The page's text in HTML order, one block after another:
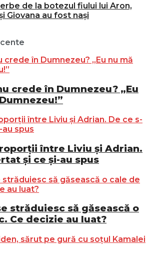
de la botezul fiului lui Aron,
Giovana au fost nași
crede în Dumnezeu? „Eu
între Liviu și Adrian.
și ce și-au spus
străduiesc să găsească o
Ce decizie au luat?